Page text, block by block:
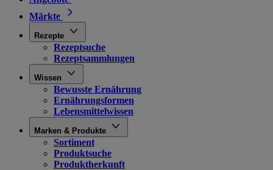
Märkte
Rezepte
Rezeptsuche
Rezeptsammlungen
Wissen
Bewusste Ernährung
Ernährungsformen
Lebensmittelwissen
Marken & Produkte
Sortiment
Produktsuche
Produktherkunft